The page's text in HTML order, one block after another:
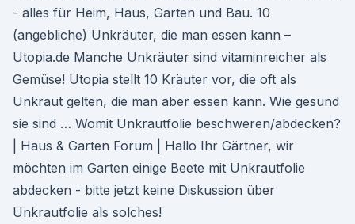
- alles für Heim, Haus, Garten und Bau. 10
(angebliche) Unkräuter, die man essen kann –
Utopia.de Manche Unkräuter sind vitaminreicher als
Gemüse! Utopia stellt 10 Kräuter vor, die oft als
Unkraut gelten, die man aber essen kann. Wie gesund
sie sind … Womit Unkrautfolie beschweren/abdecken?
| Haus & Garten Forum | Hallo Ihr Gärtner, wir
möchten im Garten einige Beete mit Unkrautfolie
abdecken - bitte jetzt keine Diskussion über
Unkrautfolie als solches!